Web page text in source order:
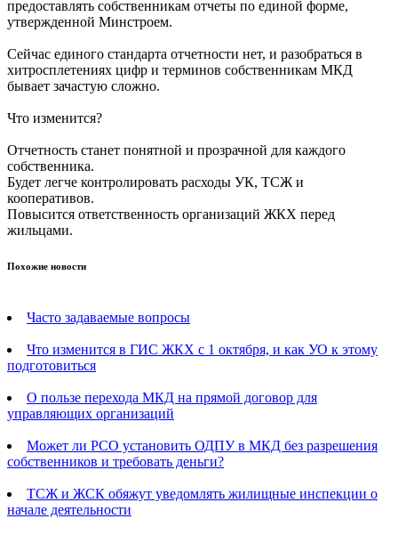
предоставлять собственникам отчеты по единой форме,
утвержденной Минстроем.
Сейчас единого стандарта отчетности нет, и разобраться в
хитросплетениях цифр и терминов собственникам МКД
бывает зачастую сложно.
Что изменится?
Отчетность станет понятной и прозрачной для каждого
собственника.
Будет легче контролировать расходы УК, ТСЖ и
кооперативов.
Повысится ответственность организаций ЖКХ перед
жильцами.
Похожие новости
Часто задаваемые вопросы
Что изменится в ГИС ЖКХ с 1 октября, и как УО к этому
подготовиться
О пользе перехода МКД на прямой договор для
управляющих организаций
Может ли РСО установить ОДПУ в МКД без разрешения
собственников и требовать деньги?
ТСЖ и ЖСК обяжут уведомлять жилищные инспекции о
начале деятельности